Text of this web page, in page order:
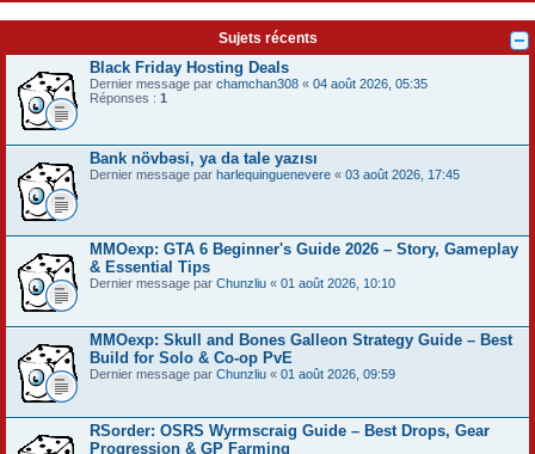
Sujets récents
Black Friday Hosting Deals
Dernier message par chamchan308 « 04 août 2026, 05:35
Réponses : 1
Bank növbəsi, ya da tale yazısı
Dernier message par harlequinguenevere « 03 août 2026, 17:45
MMOexp: GTA 6 Beginner's Guide 2026 – Story, Gameplay
& Essential Tips
Dernier message par Chunzliu « 01 août 2026, 10:10
MMOexp: Skull and Bones Galleon Strategy Guide – Best
Build for Solo & Co-op PvE
Dernier message par Chunzliu « 01 août 2026, 09:59
RSorder: OSRS Wyrmscraig Guide – Best Drops, Gear
Progression & GP Farming